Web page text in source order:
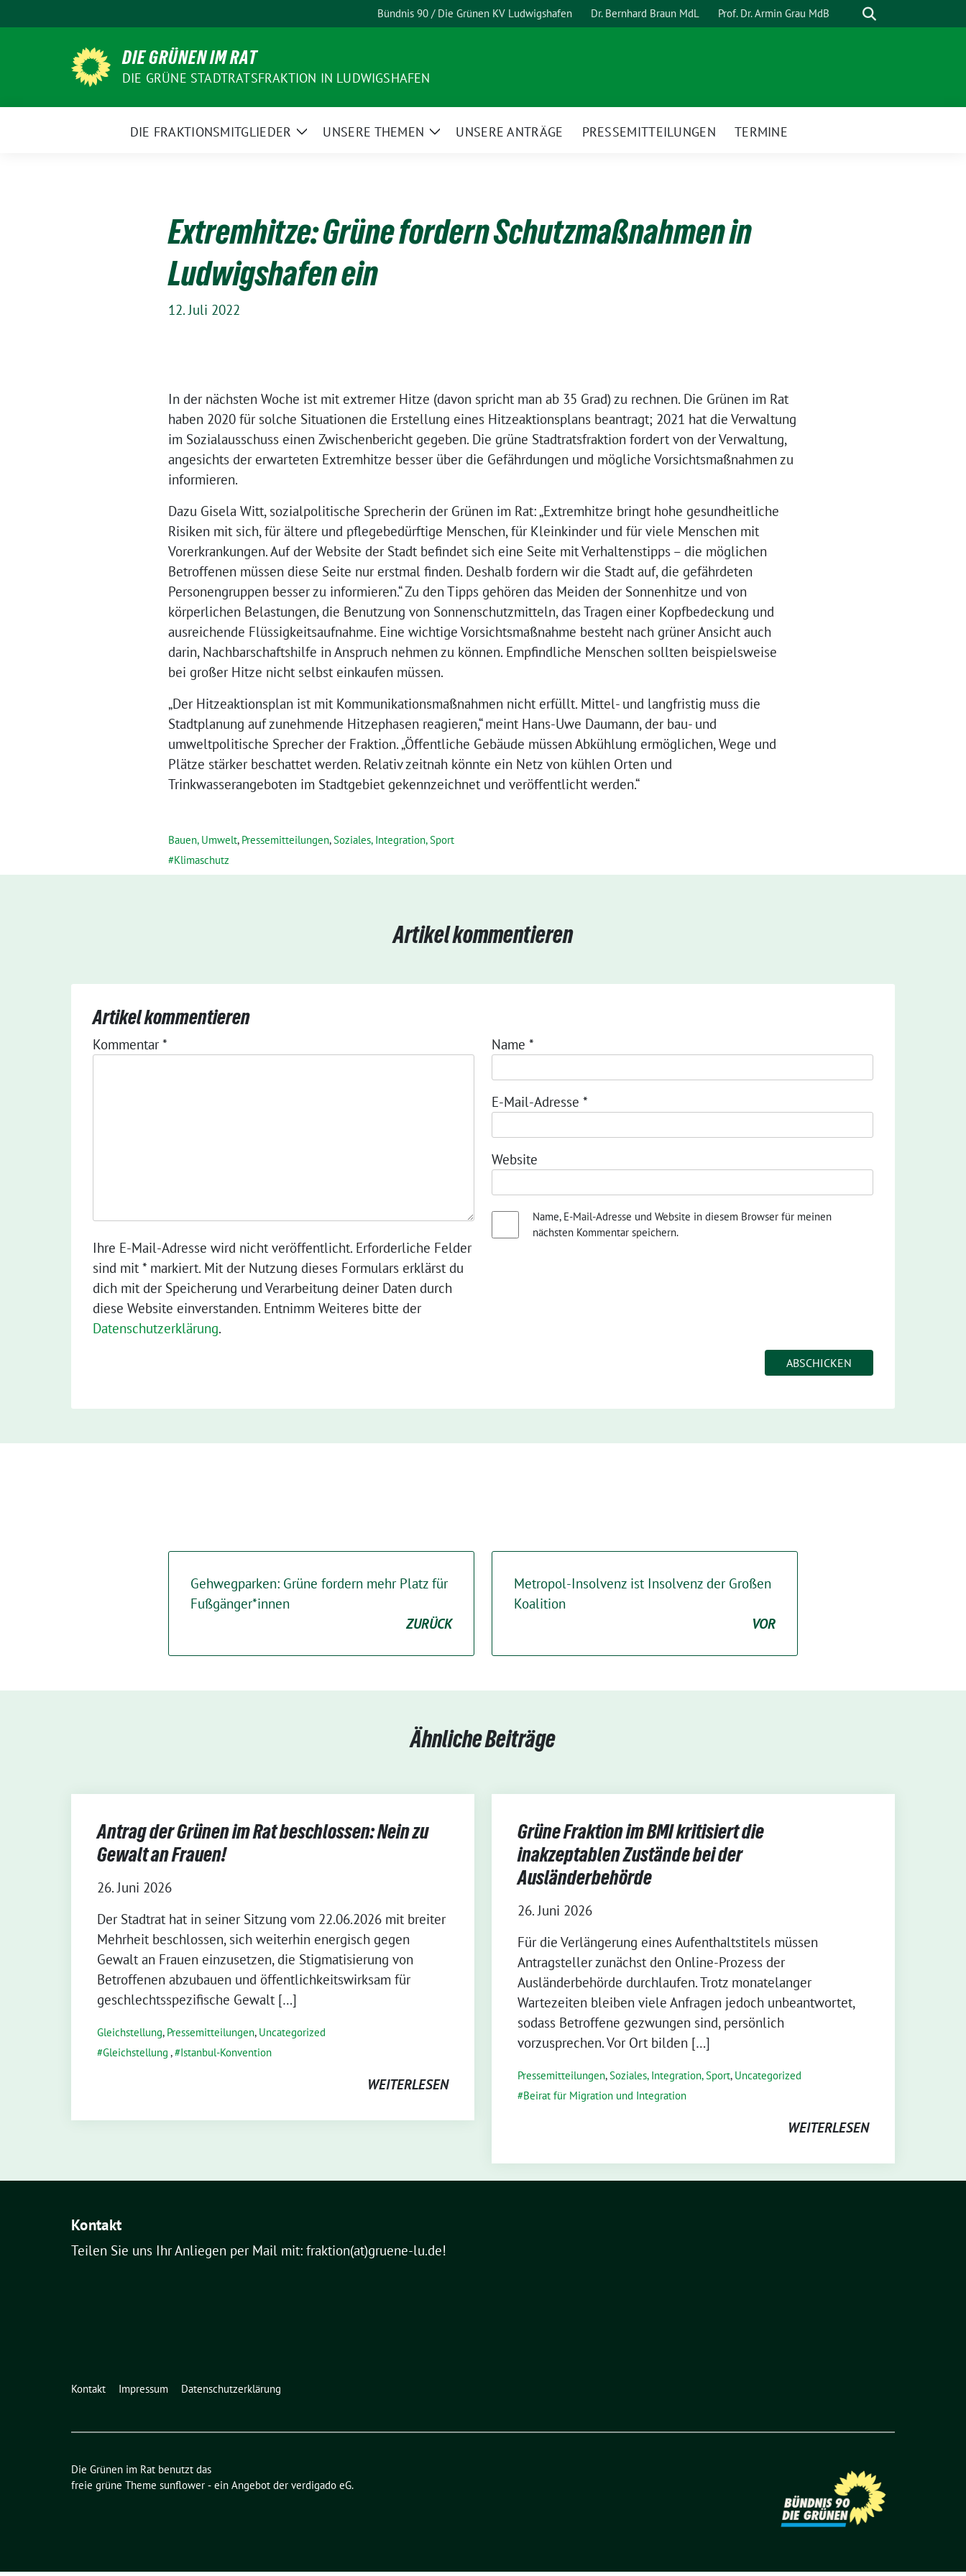
zum
Bündnis 90 / Die Grünen KV Ludwigshafen Dr. Bernhard Braun MdL Prof. Dr. Armin Grau MdB Suche
DIE GRÜNEN IM RAT
DIE GRÜNE STADTRATSFRAKTION IN LUDWIGSHAFEN
DIE FRAKTIONSMITGLIEDER
ZeigeUNSERE THEMEN
ZeigeUNSERE ANTRÄGE PRESSEMITTEILUNGEN TERMINE
Extremhitze: Grüne fordern Schutzmaßnahmen in
Ludwigshafen ein
12. Juli 2022
In der nächsten Woche ist mit extremer Hitze (davon spricht man ab 35 Grad) zu rechnen. Die Grünen im Rat
haben 2020 für solche Situationen die Erstellung eines Hitzeaktionsplans beantragt; 2021 hat die Verwaltung
im Sozialausschuss einen Zwischenbericht gegeben. Die grüne Stadtratsfraktion fordert von der Verwaltung,
angesichts der erwarteten Extremhitze besser über die Gefährdungen und mögliche Vorsichtsmaßnahmen zu
informieren.
Dazu Gisela Witt, sozialpolitische Sprecherin der Grünen im Rat: „Extremhitze bringt hohe gesundheitliche
Risiken mit sich, für ältere und pflegebedürftige Menschen, für Kleinkinder und für viele Menschen mit
Vorerkrankungen. Auf der Website der Stadt befindet sich eine Seite mit Verhaltenstipps – die möglichen
Betroffenen müssen diese Seite nur erstmal finden. Deshalb fordern wir die Stadt auf, die gefährdeten
Personengruppen besser zu informieren.“ Zu den Tipps gehören das Meiden der Sonnenhitze und von
körperlichen Belastungen, die Benutzung von Sonnenschutzmitteln, das Tragen einer Kopfbedeckung und
ausreichende Flüssigkeitsaufnahme. Eine wichtige Vorsichtsmaßnahme besteht nach grüner Ansicht auch
darin, Nachbarschaftshilfe in Anspruch nehmen zu können. Empfindliche Menschen sollten beispielsweise
bei großer Hitze nicht selbst einkaufen müssen.
„Der Hitzeaktionsplan ist mit Kommunikationsmaßnahmen nicht erfüllt. Mittel- und langfristig muss die
Stadtplanung auf zunehmende Hitzephasen reagieren,“ meint Hans-Uwe Daumann, der bau- und
umweltpolitische Sprecher der Fraktion. „Öffentliche Gebäude müssen Abkühlung ermöglichen, Wege und
Plätze stärker beschattet werden. Relativ zeitnah könnte ein Netz von kühlen Orten und
Trinkwasserangeboten im Stadtgebiet gekennzeichnet und veröffentlicht werden.“
Bauen, Umwelt, Pressemitteilungen,Soziales, Integration, Sport
Klimaschutz
Artikel kommentieren
Artikel kommentieren
Kommentar*
Ihre E-Mail-Adresse wird nicht veröffentlicht. Erforderliche Felder
sind mit * markiert. Mit der Nutzung dieses Formulars erklärst du
dich mit der Speicherung und Verarbeitung deiner Daten durch
diese Website einverstanden. Entnimm Weiteres bitte der
Datenschutzerklärung.
Name *
E-Mail-Adresse *
Website
Name, E-Mail-Adresse und Website in diesem Browser für meinen
nächsten Kommentar speichern.
Gehwegparken: Grüne fordern mehr Platz für
Fußgänger*innen
ZURÜCK
Metropol-Insolvenz ist Insolvenz der Großen
Koalition
VOR
Ähnliche Beiträge
Antrag der Grünen im Rat beschlossen: Nein zu
Gewalt an Frauen!
26. Juni 2026
Der Stadtrat hat in seiner Sitzung vom 22.06.2026 mit breiter
Mehrheit beschlossen, sich weiterhin energisch gegen
Gewalt an Frauen einzusetzen, die Stigmatisierung von
Betroffenen abzubauen und öffentlichkeitswirksam für
geschlechtsspezifische Gewalt […]
Gleichstellung, Pressemitteilungen, Uncategorized
Gleichstellung , Istanbul-Konvention
WEITERLESEN
Grüne Fraktion im BMI kritisiert die
inakzeptablen Zustände bei der
Ausländerbehörde
26. Juni 2026
Für die Verlängerung eines Aufenthaltstitels müssen
Antragsteller zunächst den Online-Prozess der
Ausländerbehörde durchlaufen. Trotz monatelanger
Wartezeiten bleiben viele Anfragen jedoch unbeantwortet,
sodass Betroffene gezwungen sind, persönlich
vorzusprechen. Vor Ort bilden […]
Pressemitteilungen,Soziales, Integration, Sport, Uncategorized
Beirat für Migration und Integration
WEITERLESEN
Kontakt
Teilen Sie uns Ihr Anliegen per Mail mit: fraktion(at)gruene-lu.de!
Kontakt Impressum Datenschutzerklärung
Die Grünen im Rat benutzt das
freie grüne Theme sunflower ‐ ein Angebot der verdigado eG.